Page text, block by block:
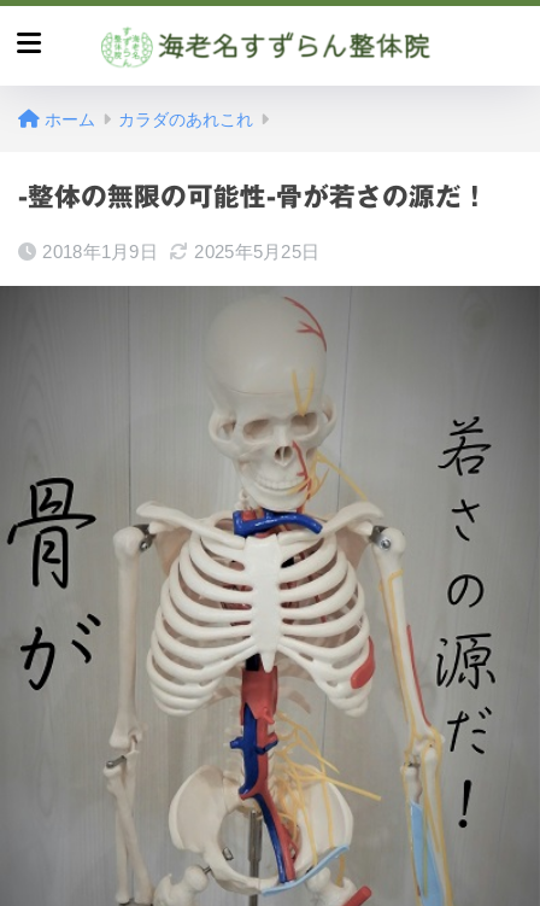
ホーム カラダのあれこれ
-整体の無限の可能性-骨が若さの源だ！
2018年1月9日 2025年5月25日